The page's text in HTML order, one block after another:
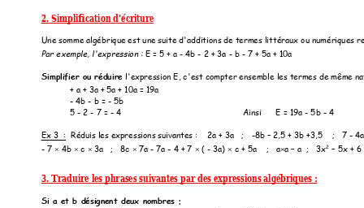
2. Simplification d'écriture
Une somme algébrique est une suite d'additions de termes littéraux ou numériques r
Par exemple, l'expression : E = 5 + a - 4b - 2 + 3a - b - 7 + 5a + 10a
Simplifier ou réduire l'expression E, c'est compter ensemble les termes de même
+ a + 3a + 5a + 10a = 19a
- 4b - b = - 5b
5 - 2 - 7 = - 4 Ainsi      E = 19a - 5b - 4
Ex 3  : Réduis les expressions suivantes : 2a + 3a   ; -8b – 2,5 + 3b +3,5    ;   7 -
- 7  4b  c  3a   ;   8c  7a - 7a - 4 + 7  ( - 3a)  c + 5a    ;   aa – a  ;   3x2 – 5x + 6
3. Traduire les phrases suivantes par des expressions algébriques :
Si a et b désignent deux nombres :